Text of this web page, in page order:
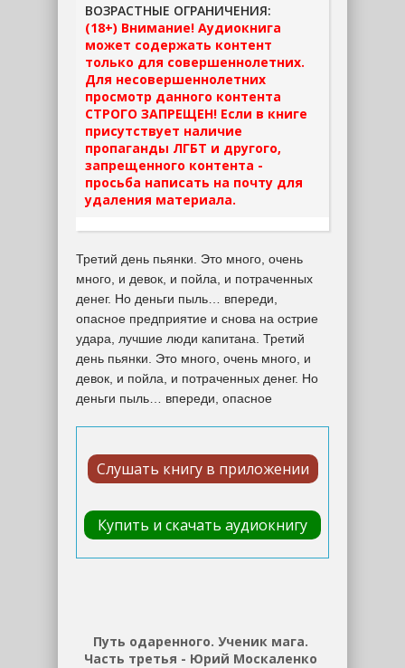
ВОЗРАСТНЫЕ ОГРАНИЧЕНИЯ:
(18+) Внимание! Аудиокнига
может содержать контент
только для совершеннолетних.
Для несовершеннолетних
просмотр данного контента
СТРОГО ЗАПРЕЩЕН! Если в книге
присутствует наличие
пропаганды ЛГБТ и другого,
запрещенного контента -
просьба написать на почту для
удаления материала.
Третий день пьянки. Это много, очень
много, и девок, и пойла, и потраченных
денег. Но деньги пыль… впереди,
опасное предприятие и снова на острие
удара, лучшие люди капитана. Третий
день пьянки. Это много, очень много, и
девок, и пойла, и потраченных денег. Но
деньги пыль… впереди, опасное
Слушать книгу в приложении
Купить и скачать аудиокнигу
Путь одаренного. Ученик мага.
Часть третья - Юрий Москаленко